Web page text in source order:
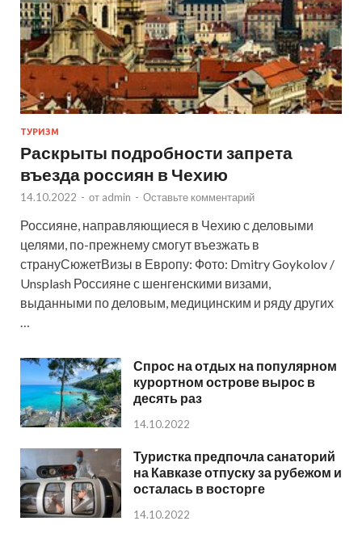
ТУРИЗМ
Раскрыты подробности запрета
въезда россиян в Чехию
14.10.2022 - от admin - Оставьте комментарий
Россияне, направляющиеся в Чехию с деловыми
целями, по-прежнему смогут въезжать в
странуСюжетВизы в Европу: Фото: Dmitry Goykolov /
Unsplash Россияне с шенгенскими визами,
выданными по деловым, медицинским и ряду других
…
Спрос на отдых на популярном
курортном острове вырос в
десять раз
14.10.2022
Туристка предпочла санаторий
на Кавказе отпуску за рубежом и
осталась в восторге
14.10.2022